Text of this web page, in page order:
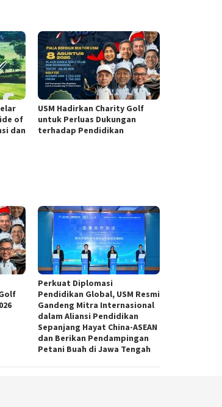
of
dan
USM Hadirkan Charity Golf
untuk Perluas Dukungan
terhadap Pendidikan
Perkuat Diplomasi
Pendidikan Global, USM Resmi
Gandeng Mitra Internasional
dalam Aliansi Pendidikan
Sepanjang Hayat China-ASEAN
dan Berikan Pendampingan
Petani Buah di Jawa Tengah